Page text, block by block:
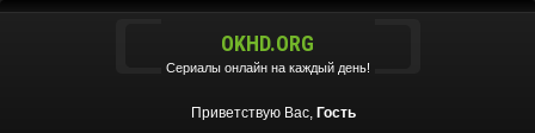
OKHD.ORG
Сериалы онлайн на каждый день!
Приветствую Вас, Гость